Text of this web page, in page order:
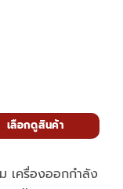
เลือกดูสินค้า